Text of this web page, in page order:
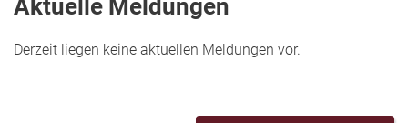
Aktuelle Meldungen
Derzeit liegen keine aktuellen Meldungen vor.